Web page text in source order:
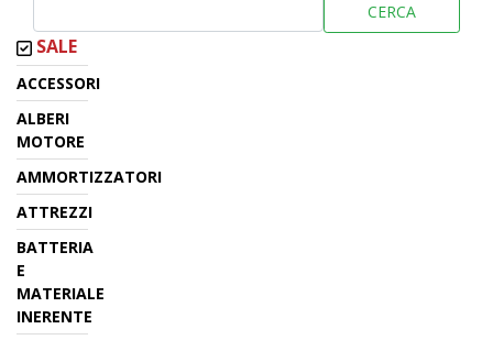
CERCA
SALE
ACCESSORI
ALBERI
MOTORE
AMMORTIZZATORI
ATTREZZI
BATTERIA
E
MATERIALE
INERENTE